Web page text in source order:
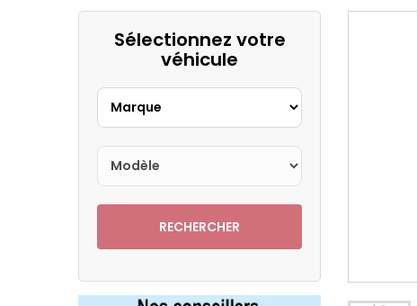
Sélectionnez votre
véhicule
RECHERCHER